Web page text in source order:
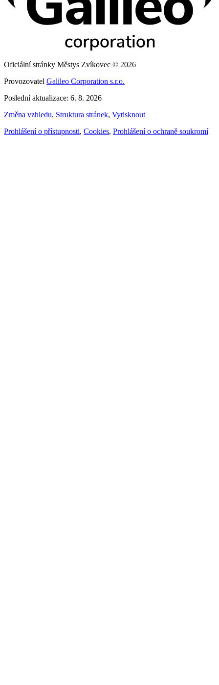
Oficiální stránky Městys Zvíkovec © 2026
Provozovatel Galileo Corporation s.r.o.
Poslední aktualizace: 6. 8. 2026
Změna vzhledu, Struktura stránek, Vytisknout
Prohlášení o přístupnosti, Cookies, Prohlášení o ochraně soukromí